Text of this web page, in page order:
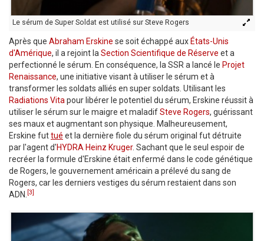
Le sérum de Super Soldat est utilisé sur Steve Rogers
Après que Abraham Erskine se soit échappé aux États-Unis
d'Amérique, il a rejoint laSection Scientifique de Réserve et a
perfectionné le sérum. En conséquence, la SSR a lancé le Projet
Renaissance, une initiative visant à utiliser le sérum et à
transformer les soldats alliés en super soldats. Utilisant les
Radiations Vitapour libérer le potentiel du sérum, Erskine réussit à
utiliser le sérum sur le maigre et maladifSteve Rogers, guérissant
ses maux et augmentant son physique. Malheureusement,
Erskine futtué et la dernière fiole du sérum original fut détruite
par l'agent d'HYDRA Heinz Kruger. Sachant que le seul espoir de
recréer la formule d'Erskine était enfermé dans le code génétique
de Rogers, le gouvernement américain a prélevé du sang de
Rogers, car les derniers vestiges du sérum restaient dans son
ADN. [3]